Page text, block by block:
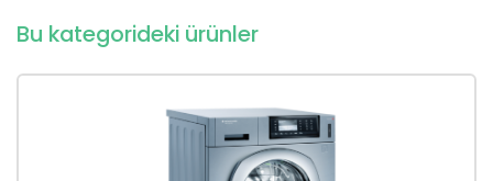
Bu kategorideki ürünler